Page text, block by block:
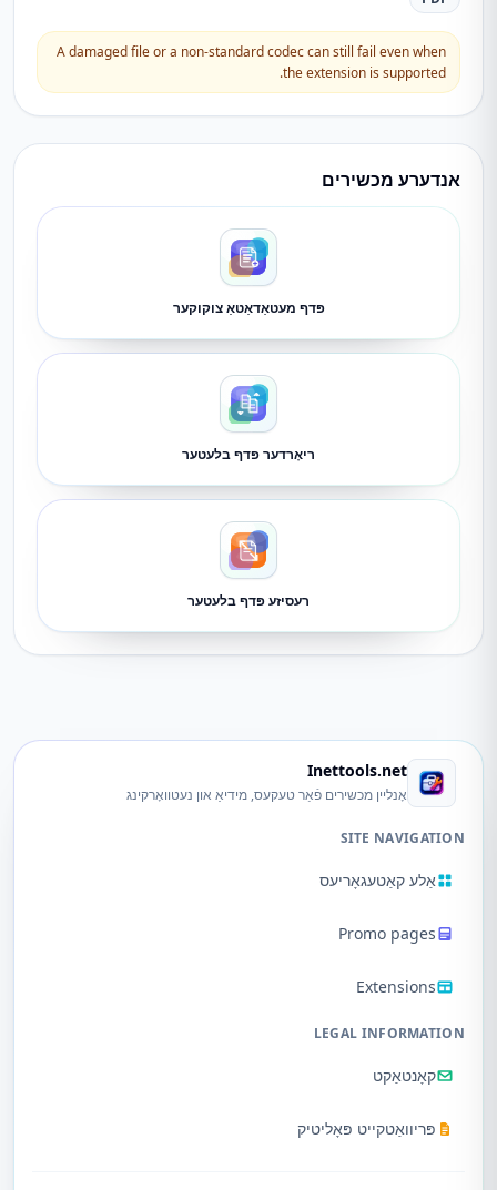
A damaged file or a non-standard codec can still fail even when
the extension is supported.
אנדערע מכשירים
פּדף מעטאַדאַטאַ צוקוקער
ריאָרדער פּדף בלעטער
רעסיזע פּדף בלעטער
Inettools.net
אָנליין מכשירים פֿאַר טעקעס, מידיאַ און נעטוואָרקינג
SITE NAVIGATION
אַלע קאַטעגאָריעס
Promo pages
Extensions
LEGAL INFORMATION
קאָנטאַקט
פּריוואַטקייט פּאָליטיק